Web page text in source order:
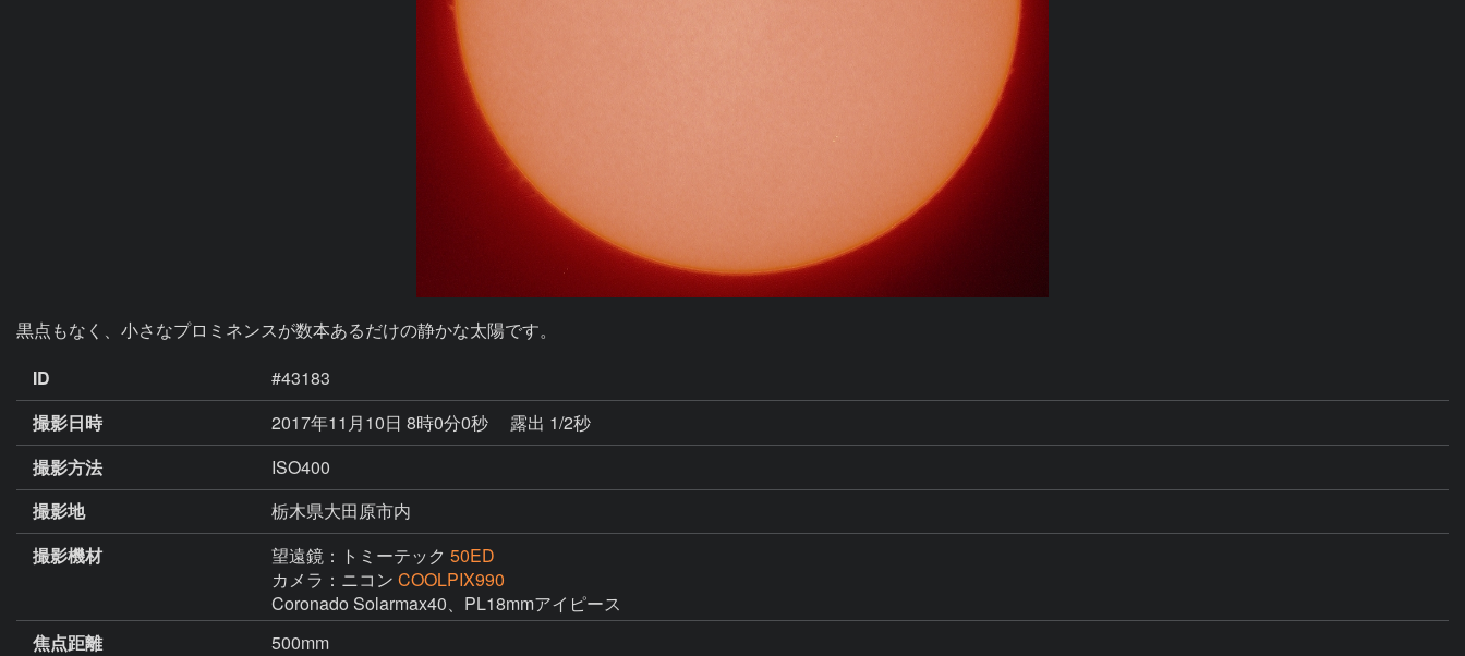
黒点もなく、小さなプロミネンスが数本あるだけの静かな太陽です。
ID
#43183
撮影日時
2017年11月10日 8時0分0秒
露出 1/2秒
撮影方法
ISO400
撮影地
栃木県大田原市内
撮影機材
望遠鏡：トミーテック 50ED
カメラ：ニコン COOLPIX990
Coronado Solarmax40、PL18mmアイピース
焦点距離
500mm